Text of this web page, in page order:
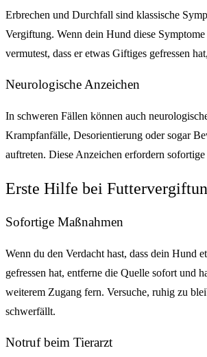
Erbrechen und Durchfall sind klassische
Vergiftung. Wenn dein Hund diese
vermutest, dass er etwas Giftiges gefressen
Neurologische Anzeichen
In schweren Fällen können auch
Krampfanfälle, Desorientierung oder sogar
auftreten. Diese Anzeichen erfordern
Erste Hilfe bei
Sofortige Maßnahmen
Wenn du den Verdacht hast, dass dein Hund
gefressen hat, entferne die Quelle sofort und
weiterem Zugang fern. Versuche, ruhig zu
schwerfällt.
Notruf beim Tierarzt